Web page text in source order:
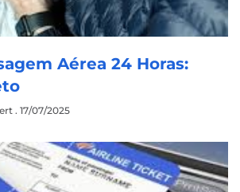
Aérea 24 Horas:
17/07/2025